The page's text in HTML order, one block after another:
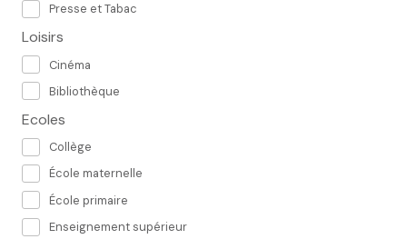
Presse et Tabac
Loisirs
Cinéma
Bibliothèque
Ecoles
Collège
École maternelle
École primaire
Enseignement supérieur